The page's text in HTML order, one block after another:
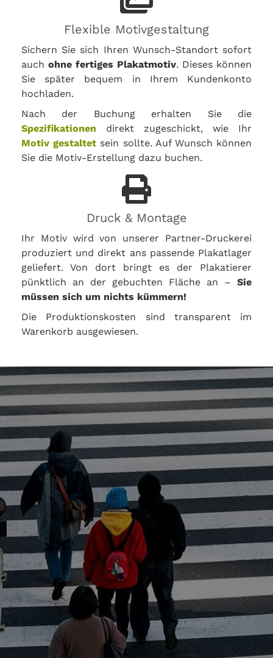
Flexible Motivgestaltung
Sichern Sie sich Ihren Wunsch-Standort sofort
auch ohne fertiges Plakatmotiv. Dieses können
Sie später bequem in Ihrem Kundenkonto
hochladen.
Nach der Buchung erhalten Sie die
Spezifikationen direkt zugeschickt, wie Ihr
Motiv gestaltet sein sollte. Auf Wunsch können
Sie die Motiv-Erstellung dazu buchen.
Druck & Montage
Ihr Motiv wird von unserer Partner-Druckerei
produziert und direkt ans passende Plakatlager
geliefert. Von dort bringt es der Plakatierer
pünktlich an der gebuchten Fläche an – Sie
müssen sich um nichts kümmern!
Die Produktionskosten sind transparent im
Warenkorb ausgewiesen.